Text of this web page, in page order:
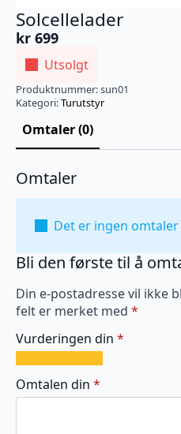
Solcellelader
kr 699
Utsolgt
Produktnummer:sun01
Kategori:Turutstyr
Omtaler (0)
Omtaler
Det er ingen omtaler
Bli den første til å
Din e-postadresse vil ikke
felt er merket med *
Vurderingen din *
av
5
av
5
av
5
av
5
av
5
Omtalen din *